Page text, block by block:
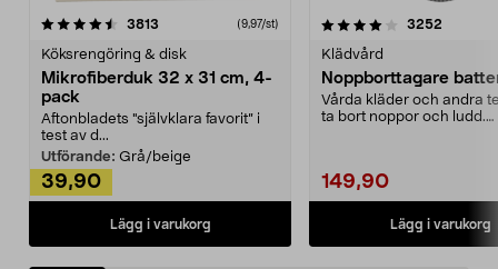
3813 (9,97/st)
Köksrengöring & disk
Mikrofiberduk 32 x 31 cm, 4-
pack
Aftonbladets "självklara favorit” i
test av d...
Utförande: Grå/beige
39,90
Lägg i varukorg
4.0av 5 stjärnor 3252
Klädvård
Noppborttagare
Vårda kläder och andra
ta bort noppor och ludd.
149,90
Lägg i varukorg
4.5av 5 stjärnor